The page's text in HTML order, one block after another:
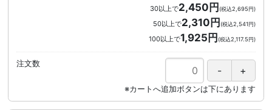
30以上で2,450円(税込2,695円)
50以上で2,310円(税込2,541円)
100以上で1,925円(税込2,117.5円)
注文数